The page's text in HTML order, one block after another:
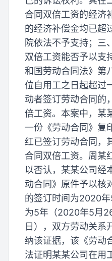
合同双倍工资的经济
的经济补偿金均已超
院依法不予支持；三
双倍工资能否予以支
和国劳动合同法》第
位自用工之日起超过
动者签订劳动合同的
倍工资。本案中，某
一份《劳动合同》复
红已签订劳动合同，
合同双倍工资。周某
以否认，某某公司经
动合同》原件予以核
的签订时间为2020
为5年（2020年5月
日），双方劳动关系
纳该证据，该《劳动
法证明某某公司在用